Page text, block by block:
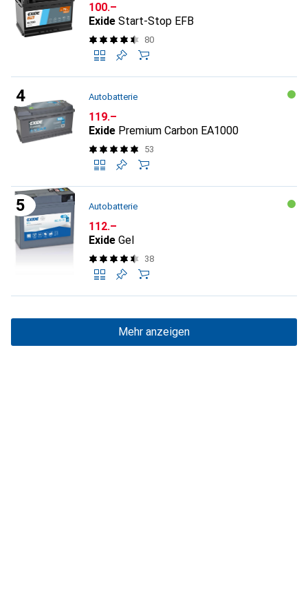
CHF
100.–
Exide Start-Stop EFB
80
Autobatterie
CHF
119.–
Exide Premium Carbon EA1000
53
Autobatterie
CHF
112.–
Exide Gel
38
Mehr anzeigen